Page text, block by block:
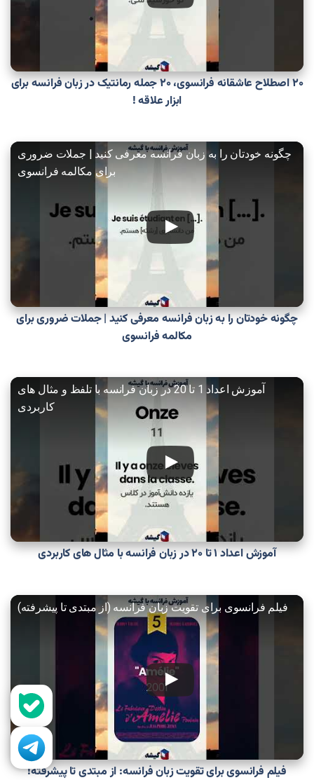
۲۰ اصطلاح عاشقانه فرانسوی، ۲۰ جمله رمانتیک در زبان فرانسه برای
ابزار علاقه !
چگونه خودتان را به زبان فرانسه معرفی کنید | جملات ضروری
برای مکالمه فرانسوی
چگونه خودتان را به زبان فرانسه معرفی کنید | جملات ضروری برای
مکالمه فرانسوی
آموزش اعداد 1 تا 20 در زبان فرانسه با تلفظ و مثال ‌های
کاربردی
آموزش اعداد ۱ تا ۲۰ در زبان فرانسه با مثال های کاربردی
فیلم فرانسوی برای تقویت زبان فرانسه (از مبتدی تا پیشرفته)
فیلم فرانسوی برای تقویت زبان فرانسه: از مبتدی تا پیشرفته!